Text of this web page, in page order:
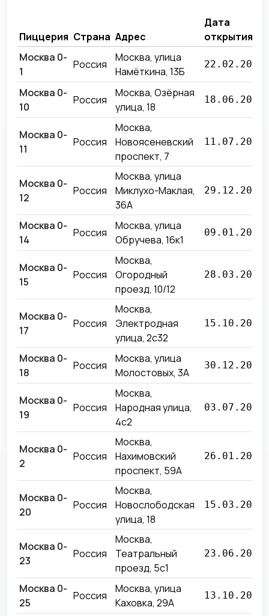
Пиццерия Страна Адрес
Дата
открытия
Москва 0-
1
Россия
Москва, улица
Намёткина, 13Б
22.02.2017
Москва 0-
10
Россия
Москва, Озёрная
улица, 18
18.06.2018
Москва 0-
11
Россия
Москва,
Новоясеневский
проспект, 7
11.07.2017
Москва 0-
12
Россия
Москва, улица
Миклухо-Маклая,
36А
29.12.2017
Москва 0-
14
Россия
Москва, улица
Обручева, 16к1
09.01.2021
Москва 0-
15
Россия
Москва,
Огородный
проезд, 10/12
28.03.2019
Москва 0-
17
Россия
Москва,
Электродная
улица, 2с32
15.10.2018
Москва 0-
18
Россия
Москва, улица
Молостовых, 3А
30.12.2019
Москва 0-
19
Россия
Москва,
Народная улица,
4с2
03.07.2019
Москва 0-
2
Россия
Москва,
Нахимовский
проспект, 59А
26.01.2021
Москва 0-
20
Россия
Москва,
Новослободская
улица, 18
15.03.2022
Москва 0-
23
Россия
Москва,
Театральный
проезд, 5с1
23.06.2020
Москва 0-
25
Россия
Москва, улица
Каховка, 29А
13.10.2021